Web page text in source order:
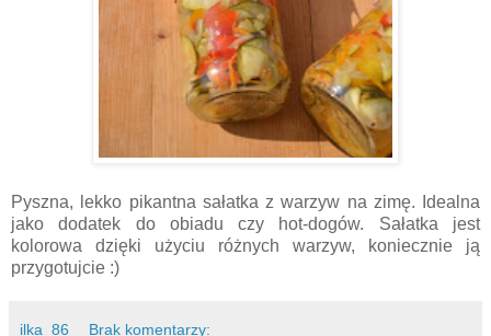
Pyszna, lekko pikantna sałatka z warzyw na zimę. Idealna
jako dodatek do obiadu czy hot-dogów. Sałatka jest
kolorowa dzięki użyciu różnych warzyw, koniecznie ją
przygotujcie :)
ilka_86 Brak komentarzy: